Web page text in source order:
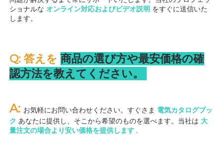
ショナルな オンライン対応およびビデオ説明 をすぐに送信いた
します。
Q: 答えを 商品の選び方や最安価格の確
認方法を教えてください。
A: お気軽にお問い合わせください。すぐさま 電気カタログブッ
ク あなたに提供し、そこから希望のものを選べます。当社は 大
量注文の場合より安い価格を提供します .